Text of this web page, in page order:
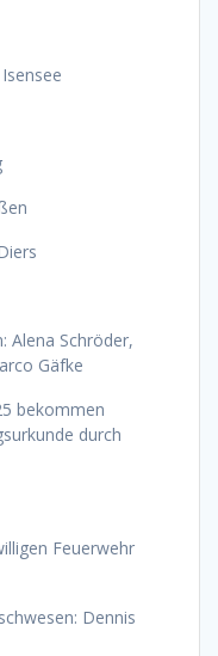
Alena Schröder,
Gäfke
bekommen
durch
Feuerwehr
Dennis